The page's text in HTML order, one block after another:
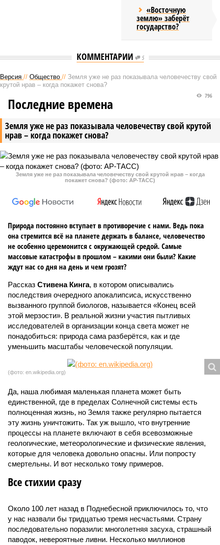
«Восточную
землю» заберёт
государство?
КОММЕНТАРИИ 5
Версия // Общество // Земля уже не раз показывала человечеству свой
крутой нрав – когда покажет снова?
Земля уже не раз показывала человечеству свой крутой
нрав – когда покажет снова?
796
Последние времена
Земля уже не раз показывала человечеству свой крутой нрав – когда
покажет снова? (фото: АР-ТАСС)
Природа постоянно вступает в противоречие с нами. Ведь пока
она стремится всё на планете держать в балансе, человечество
не особенно церемонится с окружающей средой. Самые
массовые катастрофы в прошлом – какими они были? Какие
ждут нас со дня на день и чем грозят?
Рассказ Стивена Кинга, в котором описывались
последствия очередного апокалипсиса, искусственно
вызванного группой биологов, называется «Конец всей
этой мерзости». В реальной жизни участия пытливых
исследователей в организации конца света может не
понадобиться: природа сама разберётся, как и где
уменьшить масштабы человеческой популяции.
(фото: en.wikipedia.org)
Да, наша любимая маленькая планета может быть
единственной, где в пределах Солнечной системы есть
полноценная жизнь, но Земля также регулярно пытается
эту жизнь уничтожить. Так уж вышло, что внутренние
процессы на планете включают в себя всевозможные
геологические, метеорологические и физические явления,
которые для человека довольно опасны. Или попросту
смертельны. И вот несколько тому примеров.
Все стихии сразу
Около 100 лет назад в Поднебесной приключилось то, что
у нас назвали бы тридцатью тремя несчастьями. Страну
последовательно поразили: многолетняя засуха, страшный
паводок, невероятные ливни. Несколько миллионов